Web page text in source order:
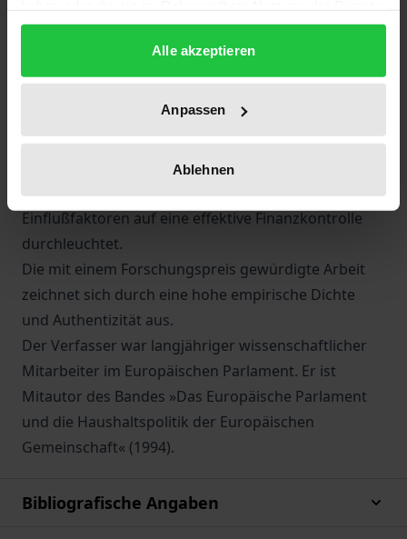
gesammelt haben.
Alle akzeptieren
Anpassen
Ablehnen
dezentralisierte Verwaltung und Kontrolle der EG-
Finanzen, die Konzeption und Komplexität der
Gemeinschaftsnormen sowie die Interessen der
Mitgliedstaaten als die wesentlichsten
Einflußfaktoren auf eine effektive Finanzkontrolle
durchleuchtet.
Die mit einem Forschungspreis gewürdigte Arbeit
zeichnet sich durch eine hohe empirische Dichte
und Authentizität aus.
Der Verfasser war langjähriger wissenschaftlicher
Mitarbeiter im Europäischen Parlament. Er ist
Mitautor des Bandes »Das Europäische Parlament
und die Haushaltspolitik der Europäischen
Gemeinschaft« (1994).
Bibliografische Angaben